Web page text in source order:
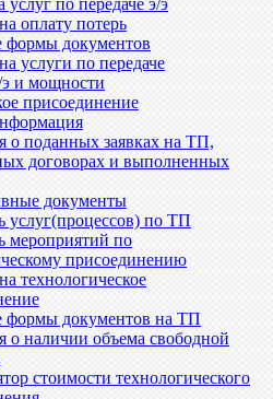
услуг по передаче э/э
оплату потерь
формы документов
услуги по передаче
э и мощности
присоединение
о поданных заявках на ТП,
договорах и выполненных
документы
услуг(процессов) по ТП
мероприятий по
присоединению
технологическое
формы документов на ТП
о наличии объема свободной
стоимости технологического